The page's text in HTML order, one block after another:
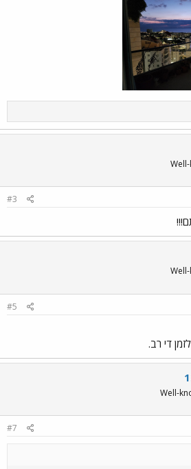
#3
#5
די רב.
Well-
#7